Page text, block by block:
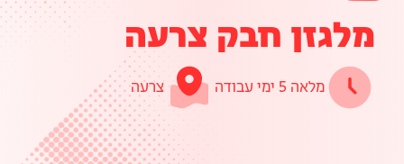
מלגזן חבק צרעה
מלאה 5 ימי עבודה צרעה